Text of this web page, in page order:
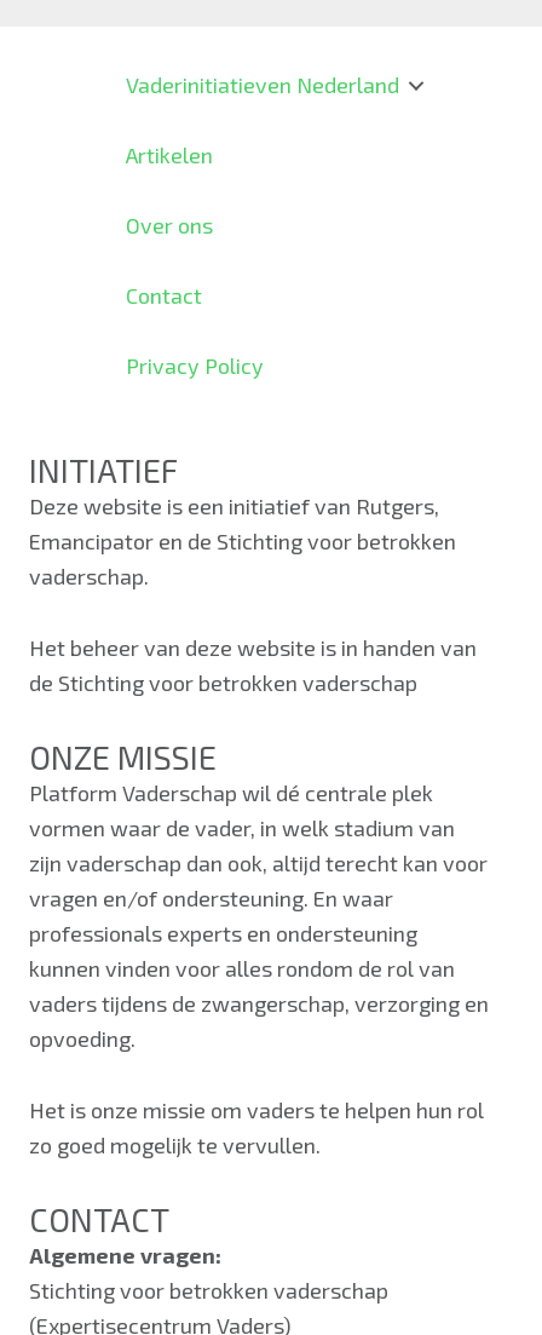
Vaderinitiatieven Nederland
Artikelen
Over ons
Contact
Privacy Policy
INITIATIEF
Deze website is een initiatief van Rutgers,
Emancipator en de Stichting voor betrokken
vaderschap.
Het beheer van deze website is in handen van
de Stichting voor betrokken vaderschap
ONZE MISSIE
Platform Vaderschap wil dé centrale plek
vormen waar de vader, in welk stadium van
zijn vaderschap dan ook, altijd terecht kan voor
vragen en/of ondersteuning. En waar
professionals experts en ondersteuning
kunnen vinden voor alles rondom de rol van
vaders tijdens de zwangerschap, verzorging en
opvoeding.
Het is onze missie om vaders te helpen hun rol
zo goed mogelijk te vervullen.
CONTACT
Algemene vragen:
Stichting voor betrokken vaderschap
(Expertisecentrum Vaders)